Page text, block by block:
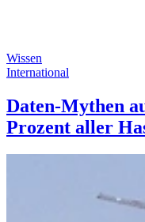
Wissen
International
Daten-Mythen
Prozent aller